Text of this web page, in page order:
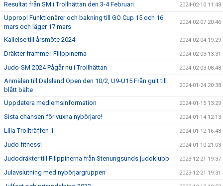
Resultat från SM i Trollhättan den 3-4 Februari 2024-02-10 11:48
Upprop! Funktionärer och bakning till GO Cup 15 och 16
mars och läger 17 mars
2024-02-07 20:46
Kallelse till årsmöte 2024 2024-02-04 19:29
Dräkter framme i Filippinerna 2024-02-03 13:31
Judo-SM 2024 Pågår nu i Trollhättan 2024-02-03 08:48
Anmälan till Dalsland Open den 10/2, U9-U15 Från gult till
blått bälte
2024-01-24 20:38
Uppdatera medlemsinformation 2024-01-15 13:29
Sista chansen för vuxna nybörjare! 2024-01-14 12:13
Lilla Trollträffen 1 2024-01-12 16:48
Judo-fitness! 2024-01-10 21:03
Judodräkter till Filippinerna från Stenungsunds judoklubb 2023-12-21 19:37
Julavslutning med nybörjargruppen 2023-12-21 19:31